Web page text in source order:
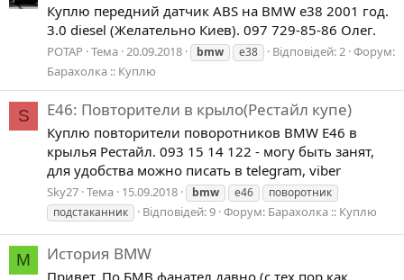
Куплю передний датчик ABS на BMW e38 2001 год.
3.0 diesel (Желательно Киев). 097 729-85-86 Олег.
POTAP Тема 20.09.2018 bmw e38 Відповідей: 2 Форум:
Барахолка :: Куплю
S E46: Повторители в крыло(Рестайл купе)
Куплю повторители поворотников BMW E46 в
крылья Рестайл. 093 15 14 122 - могу быть занят,
для удобства можно писать в telegram, viber
Sky27 Тема 15.09.2018 bmw e46
поворотник
подстаканник
Відповідей: 9 Форум: Барахолка :: Куплю
M История BMW
Привет. По БМВ фанател давно (с тех пор как